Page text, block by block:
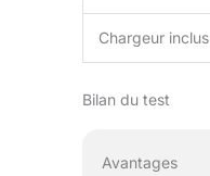
Chargeur inclus
Bilan du test
Avantages